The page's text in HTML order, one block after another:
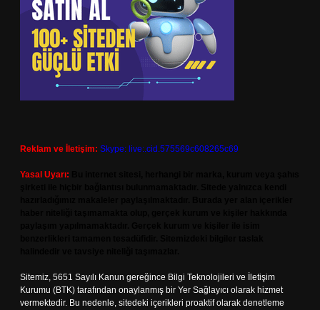
Reklam ve İletişim: Skype: live:.cid.575569c608265c69
Yasal Uyarı:
Sitemiz, 5651 Sayılı Kanun gereğince Bilgi Teknolojileri ve İletişim
Kurumu (BTK) tarafından onaylanmış bir Yer Sağlayıcı olarak hizmet
vermektedir. Bu nedenle, sitedeki içerikleri proaktif olarak denetleme